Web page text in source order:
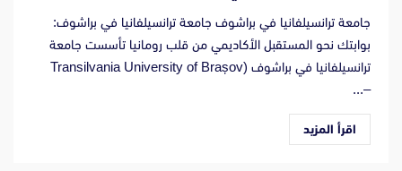
جامعة ترانسيلفانيا في براشوف جامعة ترانسيلفانيا في براشوف:
بوابتك نحو المستقبل الأكاديمي من قلب رومانيا تأسست جامعة
ترانسيلفانيا في براشوف (Transilvania University of Brașov
–...
اقرأ المزيد